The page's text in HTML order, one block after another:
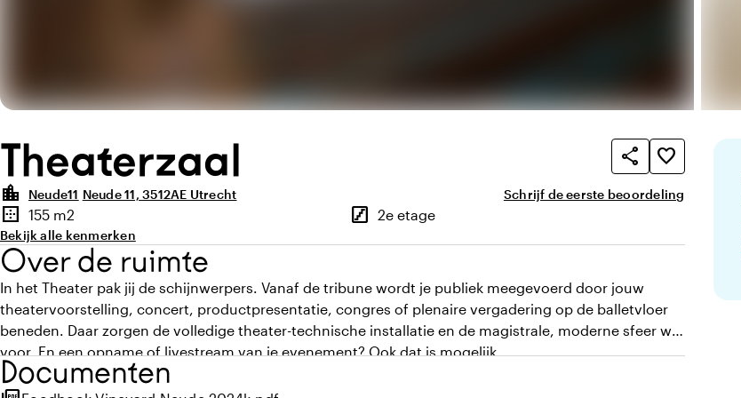
Theaterzaal share
favorite_border
location_city
Neude11 Neude 11, 3512AE Utrecht Schrijf de eerste beoordeling
Highlights
border_outer
Oppervlakte
155 m2 stairs
Verdieping
2e etage
Bekijk alle kenmerken
Over de ruimte
In het Theater pak jij de schijnwerpers. Vanaf de tribune wordt je publiek meegevoerd door jouw
theatervoorstelling, concert, productpresentatie, congres of plenaire vergadering op de balletvloer
beneden. Daar zorgen de volledige theater-technische installatie en de magistrale, moderne sfeer wel
voor. En een opname of livestream van je evenement? Ook dat is mogelijk.
Het Theater, met haar weidse uitzicht over Utrecht, vind je pal boven NODA, één van onze twee
horecalocaties in ons pand. Dat maakt deze zaal ideaal om gasten beneden te ontvangen of te
Documenten